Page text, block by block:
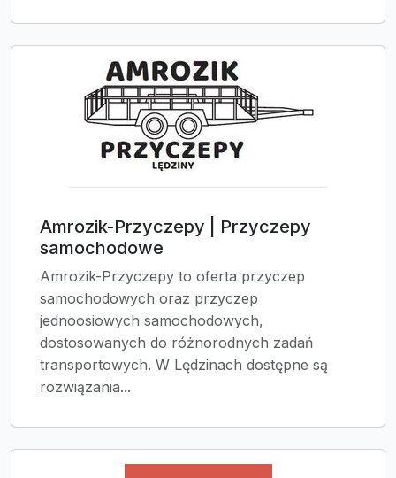
Amrozik-Przyczepy | Przyczepy
samochodowe
Amrozik-Przyczepy to oferta przyczep
samochodowych oraz przyczep
jednoosiowych samochodowych,
dostosowanych do różnorodnych zadań
transportowych. W Lędzinach dostępne są
rozwiązania...